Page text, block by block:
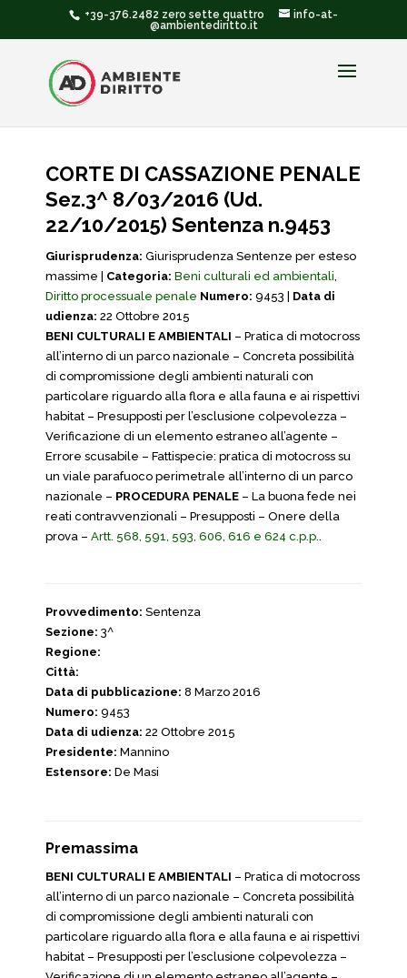
+39-376.2482 zero sette quattro
info-at-
@ambientediritto.it
CORTE DI CASSAZIONE PENALE
Sez.3^ 8/03/2016 (Ud.
22/10/2015) Sentenza n.9453
Giurisprudenza: Giurisprudenza Sentenze per esteso
massime | Categoria: Beni culturali ed ambientali,
Diritto processuale penale Numero: 9453 | Data di
udienza: 22 Ottobre 2015
BENI CULTURALI E AMBIENTALI – Pratica di motocross
all’interno di un parco nazionale – Concreta possibilità
di compromissione degli ambienti naturali con
particolare riguardo alla flora e alla fauna e ai rispettivi
habitat – Presupposti per l’esclusione colpevolezza –
Verificazione di un elemento estraneo all’agente –
Errore scusabile – Fattispecie: pratica di motocross su
un viale parafuoco perimetrale all’interno di un parco
nazionale – PROCEDURA PENALE – La buona fede nei
reati contravvenzionali – Presupposti – Onere della
prova – Artt. 568, 591, 593, 606, 616 e 624 c.p.p..
Provvedimento: Sentenza
Sezione: 3^
Regione:
Città:
Data di pubblicazione: 8 Marzo 2016
Numero: 9453
Data di udienza: 22 Ottobre 2015
Presidente: Mannino
Estensore: De Masi
Premassima
BENI CULTURALI E AMBIENTALI – Pratica di motocross
all’interno di un parco nazionale – Concreta possibilità
di compromissione degli ambienti naturali con
particolare riguardo alla flora e alla fauna e ai rispettivi
habitat – Presupposti per l’esclusione colpevolezza –